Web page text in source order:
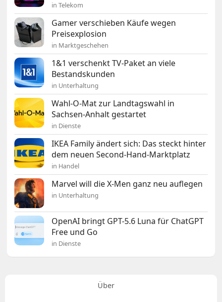
in Telekom
Gamer verschieben Käufe wegen
Preisexplosion
in Marktgeschehen
1&1 verschenkt TV-Paket an viele
Bestandskunden
in Unterhaltung
Wahl-O-Mat zur Landtagswahl in
Sachsen-Anhalt gestartet
in Dienste
IKEA Family ändert sich: Das steckt hinter
dem neuen Second-Hand-Marktplatz
in Handel
Marvel will die X-Men ganz neu auflegen
in Unterhaltung
OpenAI bringt GPT-5.6 Luna für ChatGPT
Free und Go
in Dienste
Über